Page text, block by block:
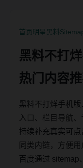
首页明星黑料
黑料不打
热门内容
黑料不打烊手机
入口、栏目导航
持续补充真实可
同类内链，方便
百度通过 sitemap